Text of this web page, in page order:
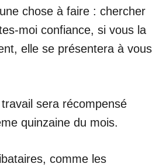
chose à faire : chercher
moi confiance, si vous la
elle se présentera à vous
travail sera récompensé
quinzaine du mois.
comme les